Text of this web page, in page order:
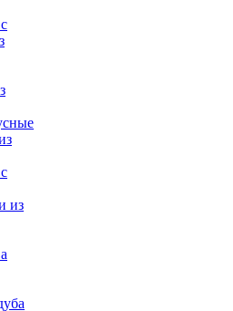
из